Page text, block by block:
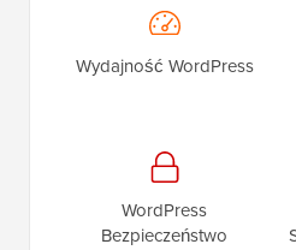
Wydajność WordPress
WordPress
Bezpieczeństwo